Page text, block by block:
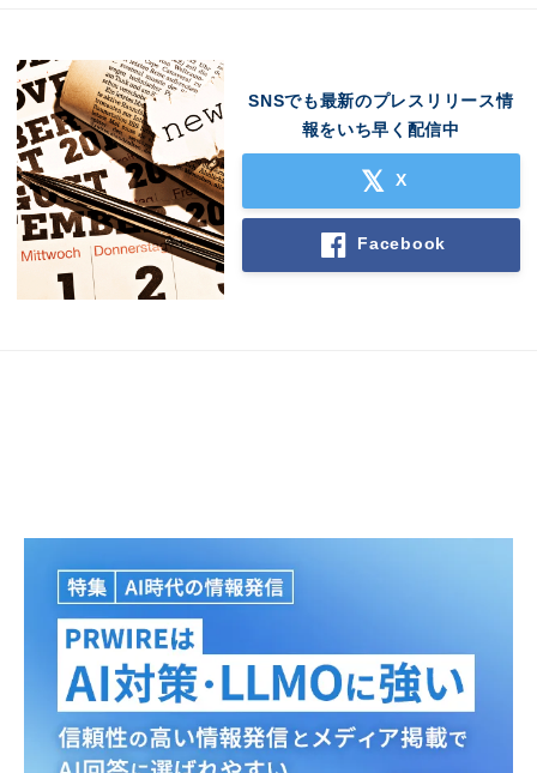
SNSでも最新のプレスリリース情
報をいち早く配信中
X
Facebook
Japanese
English